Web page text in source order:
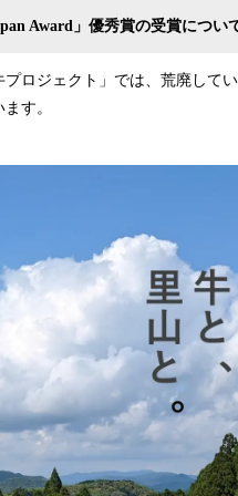
Award 」 優秀賞の受賞につい
ロジェクト」では、荒廃して
す。